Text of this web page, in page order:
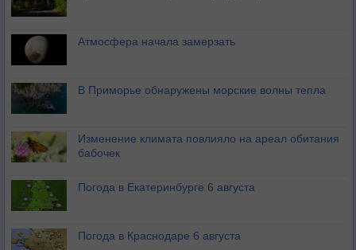
Атмосфера начала замерзать
В Приморье обнаружены морские волны тепла
Изменение климата повлияло на ареал обитания
бабочек
Погода в Екатеринбурге 6 августа
Погода в Краснодаре 6 августа